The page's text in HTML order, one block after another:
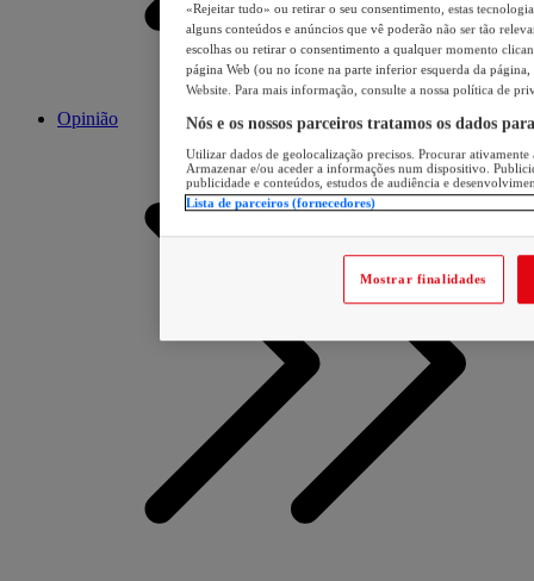
Opinião
«Rejeitar tudo» ou retirar o seu consentimento, estas
alguns conteúdos e anúncios que vê poderão não ser tão
escolhas ou retirar o consentimento a qualquer momento
página Web (ou no ícone na parte inferior esquerda da página,
Website. Para mais informação, consulte a nossa política de
Nós e os nossos parceiros tratamos os dados
Utilizar dados de geolocalização precisos. Procurar
Armazenar e/ou aceder a informações num dispositivo.
publicidade e conteúdos, estudos de audiência e
Lista de parceiros (fornecedores)
Mostrar finalidades